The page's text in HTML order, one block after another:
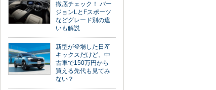
徹底チェック！ バー
ジョンLとFスポーツ
などグレード別の違
いも解説
新型が登場した日産
キックスだけど、中
古車で150万円から
買える先代も見てみ
ない？